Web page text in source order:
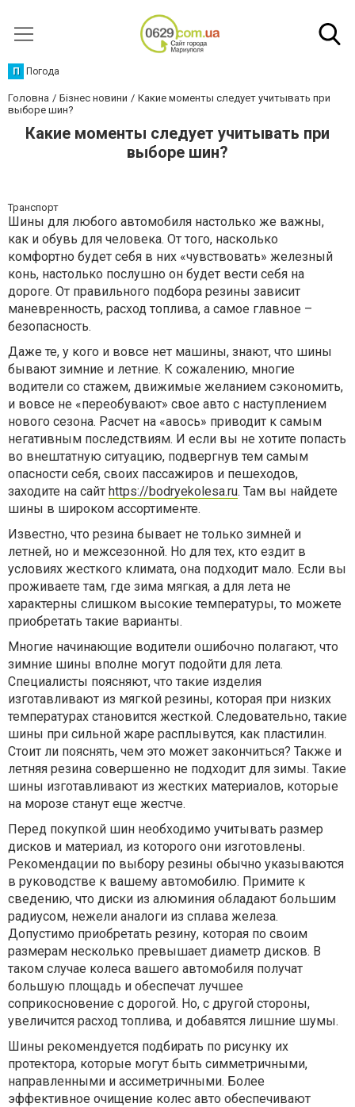
П Погода
Головна Бізнес новини
Какие моменты следует учитывать при
выборе шин?
Какие моменты следует учитывать при
выборе шин?
Транспорт
Шины для любого автомобиля настолько же важны,
как и обувь для человека. От того, насколько
комфортно будет себя в них «чувствовать» железный
конь, настолько послушно он будет вести себя на
дороге. От правильного подбора резины зависит
маневренность, расход топлива, а самое главное –
безопасность.
Даже те, у кого и вовсе нет машины, знают, что шины
бывают зимние и летние. К сожалению, многие
водители со стажем, движимые желанием сэкономить,
и вовсе не «переобувают» свое авто с наступлением
нового сезона. Расчет на «авось» приводит к самым
негативным последствиям. И если вы не хотите попасть
во внештатную ситуацию, подвергнув тем самым
опасности себя, своих пассажиров и пешеходов,
заходите на сайт https://bodryekolesa.ru. Там вы найдете
шины в широком ассортименте.
Известно, что резина бывает не только зимней и
летней, но и межсезонной. Но для тех, кто ездит в
условиях жесткого климата, она подходит мало. Если вы
проживаете там, где зима мягкая, а для лета не
характерны слишком высокие температуры, то можете
приобретать такие варианты.
Многие начинающие водители ошибочно полагают, что
зимние шины вполне могут подойти для лета.
Специалисты поясняют, что такие изделия
изготавливают из мягкой резины, которая при низких
температурах становится жесткой. Следовательно, такие
шины при сильной жаре расплывутся, как пластилин.
Стоит ли пояснять, чем это может закончиться? Также и
летняя резина совершенно не подходит для зимы. Такие
шины изготавливают из жестких материалов, которые
на морозе станут еще жестче.
Перед покупкой шин необходимо учитывать размер
дисков и материал, из которого они изготовлены.
Рекомендации по выбору резины обычно указываются
в руководстве к вашему автомобилю. Примите к
сведению, что диски из алюминия обладают большим
радиусом, нежели аналоги из сплава железа.
Допустимо приобретать резину, которая по своим
размерам несколько превышает диаметр дисков. В
таком случае колеса вашего автомобиля получат
большую площадь и обеспечат лучшее
соприкосновение с дорогой. Но, с другой стороны,
увеличится расход топлива, и добавятся лишние шумы.
Шины рекомендуется подбирать по рисунку их
протектора, которые могут быть симметричными,
направленными и ассиметричными. Более
эффективное очищение колес авто обеспечивают